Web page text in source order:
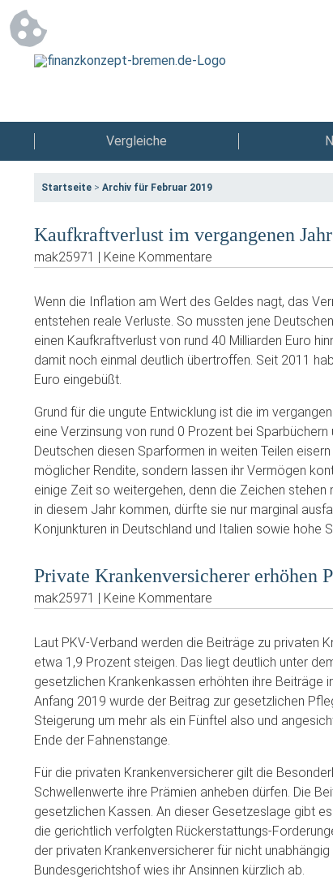
Vergleiche
Startseite > Archiv für Februar 2019
Kaufkraftverlust im vergangenen
mak25971 | Keine Kommentare
Wenn die Inflation am Wert des Geldes nagt, das
entstehen reale Verluste. So mussten jene
einen Kaufkraftverlust von rund 40 Milliarden Euro
damit noch einmal deutlich übertroffen. Seit 2011
Euro eingebüßt.
Grund für die ungute Entwicklung ist die im
eine Verzinsung von rund 0 Prozent bei
Deutschen diesen Sparformen in weiten Teilen
möglicher Rendite, sondern lassen ihr Vermögen
einige Zeit so weitergehen, denn die Zeichen
in diesem Jahr kommen, dürfte sie nur marginal
Konjunkturen in Deutschland und Italien sowie hohe
Private Krankenversicherer erhöhen
mak25971 | Keine Kommentare
Laut PKV-Verband werden die Beiträge zu privaten
etwa 1,9 Prozent steigen. Das liegt deutlich unter
gesetzlichen Krankenkassen erhöhten ihre Beiträge
Anfang 2019 wurde der Beitrag zur gesetzlichen
Steigerung um mehr als ein Fünftel also und
Ende der Fahnenstange.
Für die privaten Krankenversicherer gilt die
Schwellenwerte ihre Prämien anheben dürfen. Die
gesetzlichen Kassen. An dieser Gesetzeslage gibt
die gerichtlich verfolgten Rückerstattungs-
der privaten Krankenversicherer für nicht
Bundesgerichtshof wies ihr Ansinnen kürzlich ab.